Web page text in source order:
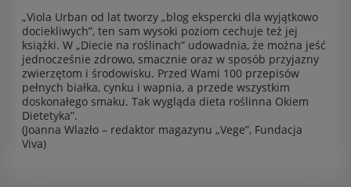
„Viola Urban od lat tworzy „blog ekspercki dla wyjątkowo
dociekliwych”, ten sam wysoki poziom cechuje też jej
książki. W „Diecie na roślinach” udowadnia, że można jeść
jednocześnie zdrowo, smacznie oraz w sposób przyjazny
zwierzętom i środowisku. Przed Wami 100 przepisów
pełnych białka, cynku i wapnia, a przede wszystkim
doskonałego smaku. Tak wygląda dieta roślinna Okiem
Dietetyka”.
(Joanna Wlazło – redaktor magazynu „Vege”, Fundacja
Viva)